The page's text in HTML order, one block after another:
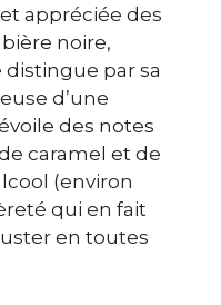
appréciée des
noire,
par sa
d’une
des notes
caramel et de
(environ
qui en fait
en toutes